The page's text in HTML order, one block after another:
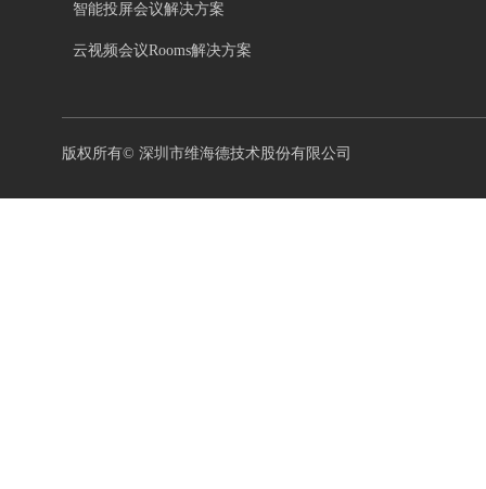
智能投屏会议解决方案
云视频会议Rooms解决方案
版权所有© 深圳市维海德技术股份有限公司